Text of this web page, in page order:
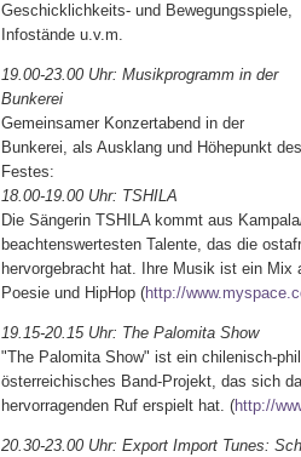
Geschicklichkeits- und Bewegungsspiele,
Infostände u.v.m.
19.00-23.00 Uhr: Musikprogramm in der
Bunkerei
Gemeinsamer Konzertabend in der
Bunkerei, als Ausklang und Höhepunkt des
Festes:
18.00-19.00 Uhr: TSHILA
Die Sängerin TSHILA kommt aus
beachtenswertesten Talente, das die
hervorgebracht hat. Ihre Musik ist ein
Poesie und HipHop (http://
19.15-20.15 Uhr: The Palomita Show
"The Palomita Show" ist ein chilenisch-
österreichisches Band-Projekt, das sich
hervorragenden Ruf erspielt hat. (http://
20.30-23.00 Uhr: Export Import Tunes: